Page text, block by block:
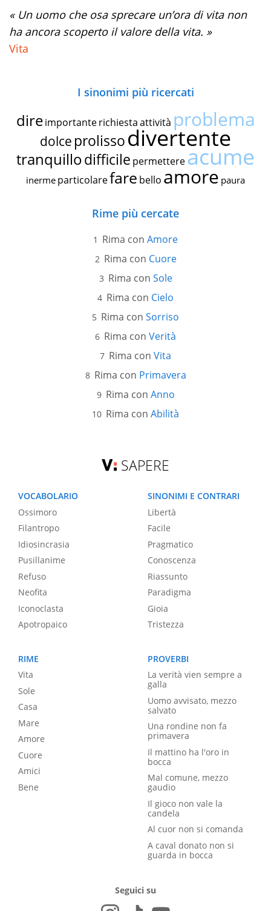
« Un uomo che osa sprecare un’ora di vita non
ha ancora scoperto il valore della vita. »
Vita
I sinonimi più ricercati
dire importante richiestaattività problema
dolce prolissodivertente
tranquillodifficile permettereacume
inerme particolarefare bello amore paura
Rime più cercate
Rima con Amore
Rima con Cuore
Rima con Sole
Rima con Cielo
Rima con Sorriso
Rima con Verità
Rima con Vita
Rima con Primavera
Rima con Anno
Rima con Abilità
SAPERE
VOCABOLARIO
Ossimoro
Filantropo
Idiosincrasia
Pusillanime
Refuso
Neofita
Iconoclasta
Apotropaico
SINONIMI E CONTRARI
Libertà
Facile
Pragmatico
Conoscenza
Riassunto
Paradigma
Gioia
Tristezza
RIME
Vita
Sole
Casa
Mare
Amore
Cuore
Amici
Bene
PROVERBI
La verità vien sempre a
galla
Uomo avvisato, mezzo
salvato
Una rondine non fa
primavera
Il mattino ha l'oro in
bocca
Mal comune, mezzo
gaudio
Il gioco non vale la
candela
Al cuor non si comanda
A caval donato non si
guarda in bocca
Seguici su